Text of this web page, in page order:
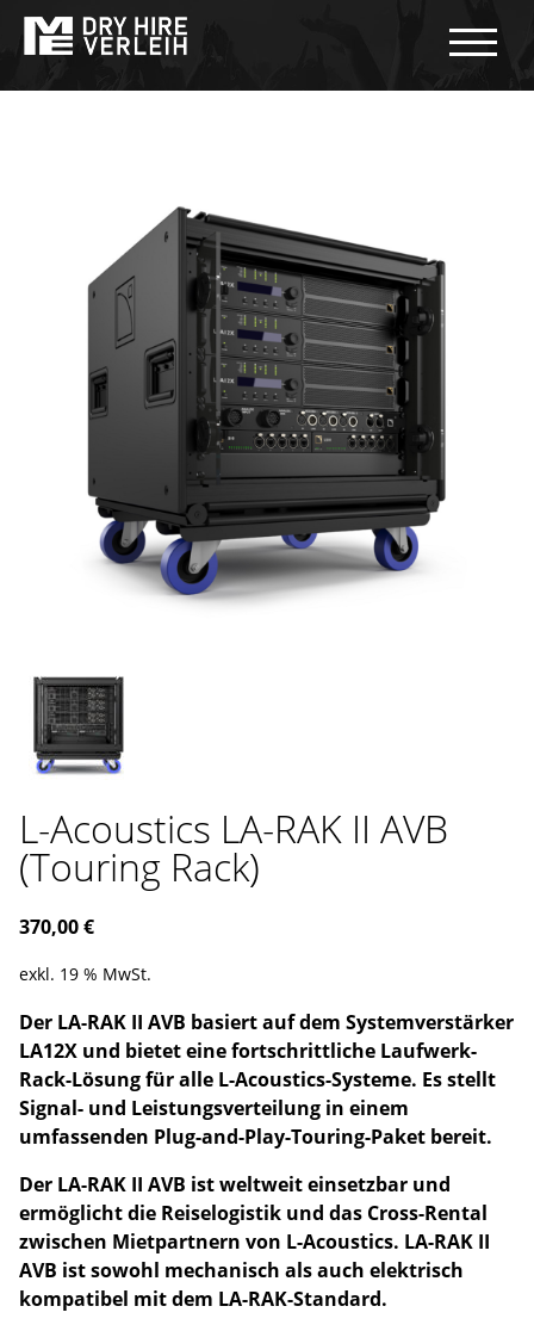
L-Acoustics LA-RAK II AVB
(Touring Rack)
370,00€
exkl. 19 % MwSt.
Der LA-RAK II AVB basiert auf dem Systemverstärker
LA12X und bietet eine fortschrittliche Laufwerk-
Rack-Lösung für alle L-Acoustics-Systeme. Es stellt
Signal- und Leistungsverteilung in einem
umfassenden Plug-and-Play-Touring-Paket bereit.
Der LA-RAK II AVB ist weltweit einsetzbar und
ermöglicht die Reiselogistik und das Cross-Rental
zwischen Mietpartnern von L-Acoustics. LA-RAK II
AVB ist sowohl mechanisch als auch elektrisch
kompatibel mit dem LA-RAK-Standard.